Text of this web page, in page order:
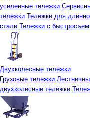
усиленные тележки
тележки Тележки для
стали Тележки с
Двухколесные тележки
Грузовые тележки
двухколесные тележки